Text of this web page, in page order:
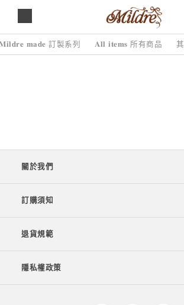
𝐦𝐚𝐝𝐞 訂製系列 𝐀𝐥𝐥 𝐢𝐭𝐞𝐦𝐬 所有商品
關於我們
訂購須知
退貨規範
隱私權政策